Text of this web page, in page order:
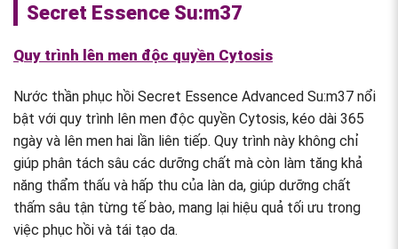
Secret Essence Su:m37
Quy trình lên men độc quyền Cytosis
Nước thần phục hồi Secret Essence Advanced Su:m37 nổi
bật với quy trình lên men độc quyền Cytosis, kéo dài 365
ngày và lên men hai lần liên tiếp. Quy trình này không chỉ
giúp phân tách sâu các dưỡng chất mà còn làm tăng khả
năng thẩm thấu và hấp thu của làn da, giúp dưỡng chất
thấm sâu tận từng tế bào, mang lại hiệu quả tối ưu trong
việc phục hồi và tái tạo da.